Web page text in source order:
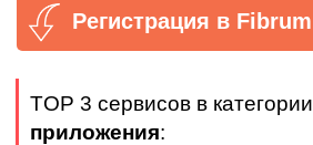
Регистрация в Fibrum
TOP 3 сервисов в категории
приложения: